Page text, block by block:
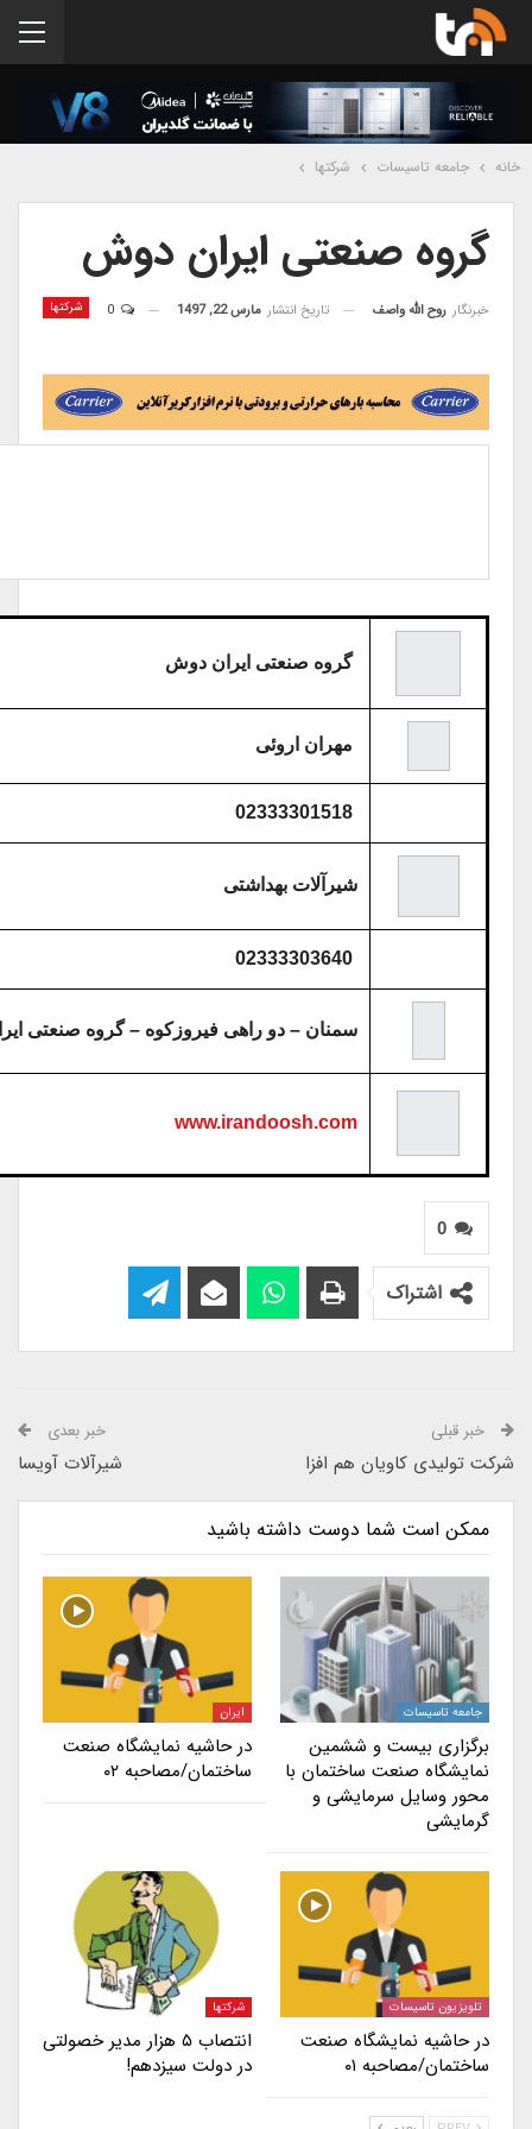
خانه جامعه تاسیسات شرکتها
گروه صنعتی ایران دوش
شرکتها خبرنگار روح الله واصف تاریخ انتشار مارس 22, 1497
گروه صنعتی ایران دوش
مهران اروئی
شیرآلات بهداشتی
سمنان – دو راهی فیروزکوه – گروه صنعتی
www.irandoosh.com
0
اشتراک
خبر قبلی
شرکت تولیدی کاویان هم افزا
خبر بعدی
شیرآلات آویسا
ممکن است شما دوست داشته باشید
جامعه تاسیسات
برگزاری بیست و ششمین
نمایشگاه صنعت ساختمان با
محور وسایل سرمایشی و
گرمایشی
ایران
در حاشیه نمایشگاه صنعت
ساختمان/مصاحبه ۰۲
تلویزیون تاسیسات
در حاشیه نمایشگاه صنعت
ساختمان/مصاحبه ۰۱
شرکتها
انتصاب ۵ هزار مدیر خصولتی
در دولت سیزدهم!